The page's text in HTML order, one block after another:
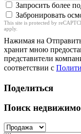
Запросить более
Забронировать
This site is protected by
apply.
Нажимая на
хранит мною
представители
соответствии с
Поделиться
Поиск